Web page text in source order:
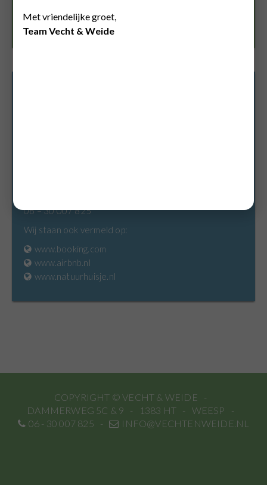
06 – 30 007 825
Wij staan ook vermeld op:
www.booking.com
www.airbnb.nl
www.natuurhuisje.nl
COPYRIGHT © VECHT & WEIDE
DAMMERWEG 5C & 9
1383 HT
WEESP
06 - 30 007 825
INFO@VECHTENWEIDE.NL
Met vriendelijke groet,
Team Vecht & Weide